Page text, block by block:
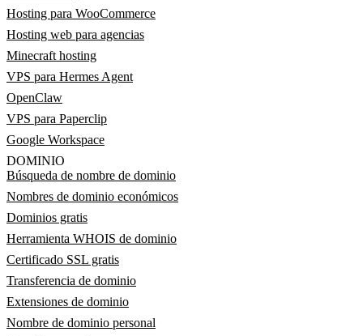
Hosting para WooCommerce
Hosting web para agencias
Minecraft hosting
VPS para Hermes Agent
OpenClaw
VPS para Paperclip
Google Workspace
DOMINIO
Búsqueda de nombre de dominio
Nombres de dominio económicos
Dominios gratis
Herramienta WHOIS de dominio
Certificado SSL gratis
Transferencia de dominio
Extensiones de dominio
Nombre de dominio personal